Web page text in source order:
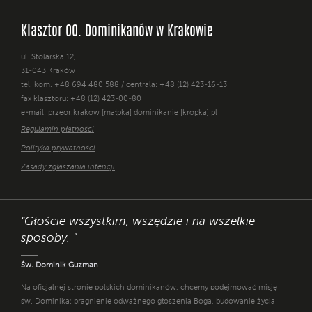
Klasztor OO. Dominikanów w Krakowie
ul. Stolarska 12,
31-043 Kraków
tel. kom. +48 694 480 588 / centrala: +48 (12) 423-16-13
fax klasztoru: +48 (12) 423-00-80
e-mail: przeor.krakow [małpka] dominikanie [kropka] pl
Regulamin płatności
Polityka prywatności
Zasady zgłaszania intencji
"Głoście wszystkim, wszędzie i na wszelkie
sposoby. "
Św. Dominik Guzman
Na oficjalnej stronie polskich dominikanów, chcemy podejmować misję
św. Dominika: pragnienie odważnego głoszenia Boga, budowanie życia